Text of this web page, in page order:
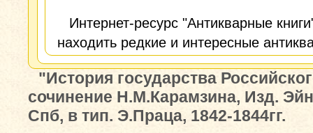
Интернет-ресурс "Антикварные
находить редкие и интересные
"История государства
сочинение Н.М.Карамзина, Изд.
Спб, в тип. Э.Праца, 1842-1844гг.